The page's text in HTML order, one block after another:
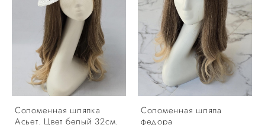
Соломенная шляпка
Асьет. Цвет белый 32см.
Соломенная шляпа
федора